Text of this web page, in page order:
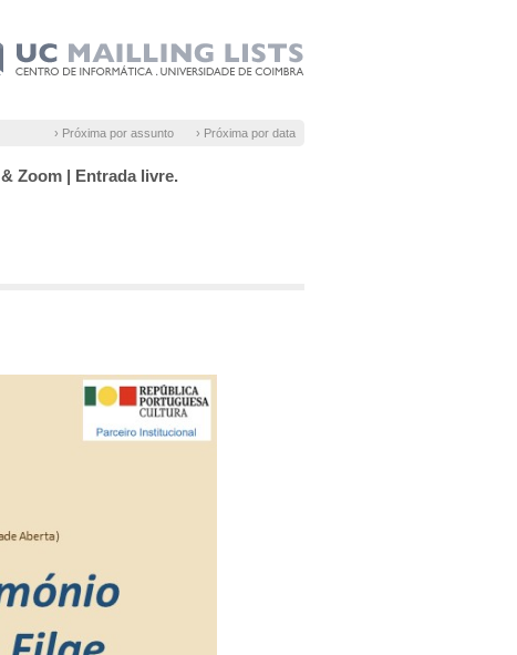
› Próxima por assunto › Próxima por data
Zoom | Entrada livre.